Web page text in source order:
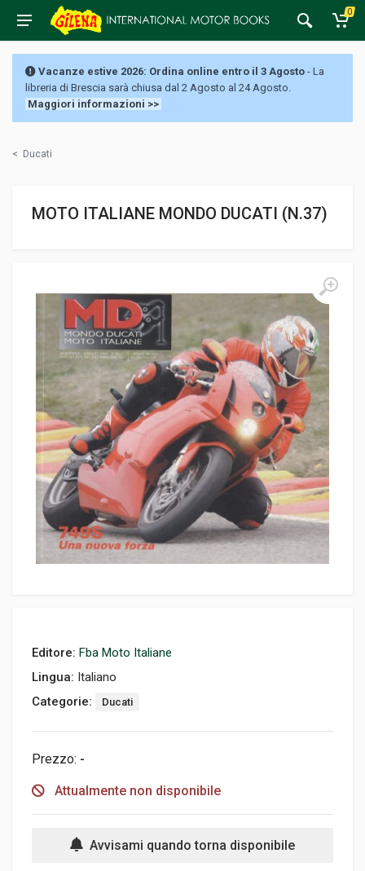
0
Vacanze estive 2026: Ordina online entro il 3 Agosto - La
libreria di Brescia sarà chiusa dal 2 Agosto al 24 Agosto.
Maggiori informazioni >>
< Ducati
MOTO ITALIANE MONDO DUCATI (N.37)
Editore: Fba Moto Italiane
Lingua: Italiano
Categorie:
Ducati
Prezzo: -
Attualmente non disponibile
Avvisami quando torna disponibile